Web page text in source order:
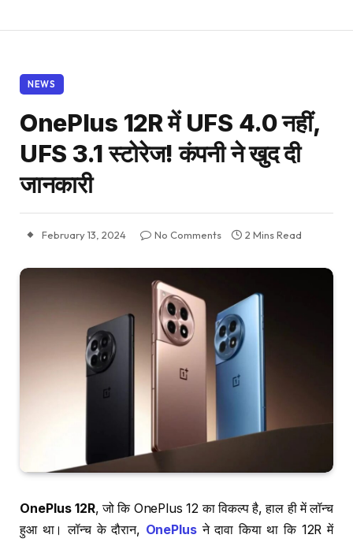
NEWS
OnePlus 12R में UFS 4.0 नहीं,
UFS 3.1 स्टोरेज! कंपनी ने खुद दी
जानकारी
February 13, 2024 No Comments 2 Mins Read
OnePlus 12R, जो कि OnePlus 12 का विकल्प है, हाल ही में लॉन्च
हुआ था। लॉन्च के दौरान, OnePlus ने दावा किया था कि 12R में